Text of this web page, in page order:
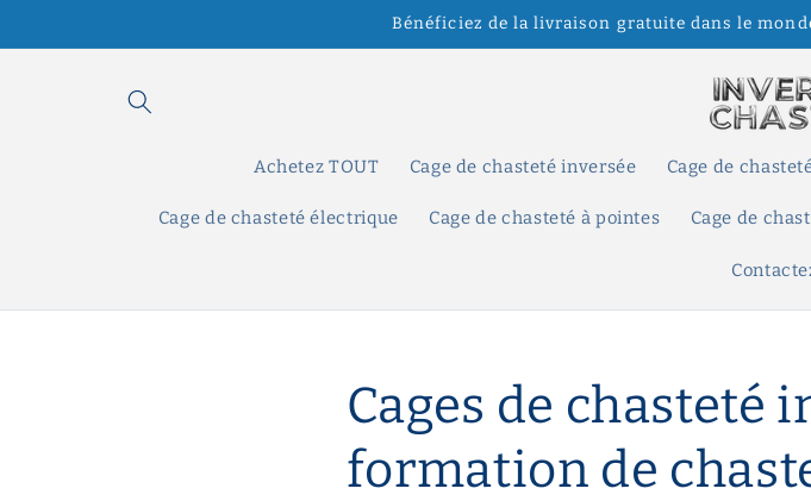
au
Bénéficiez de la livraison gratuite dans le
Achetez TOUT Cage de chasteté inversée Cage de
Cage de chasteté électrique Cage de chasteté à pointes Cage de
Cages de chasteté
formation de